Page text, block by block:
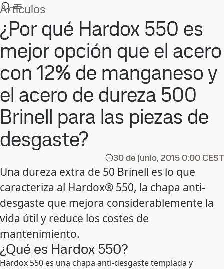
Artículos
¿Por qué Hardox 550 es
mejor opción que el acero
con 12% de manganeso y
el acero de dureza 500
Brinell para las piezas de
desgaste?
30 de junio, 2015 0:00 CEST
Una dureza extra de 50 Brinell es lo que
caracteriza al Hardox® 550, la chapa anti-
desgaste que mejora considerablemente la
vida útil y reduce los costes de
mantenimiento.
¿Qué es Hardox 550?
Hardox 550 es una chapa anti-desgaste templada y